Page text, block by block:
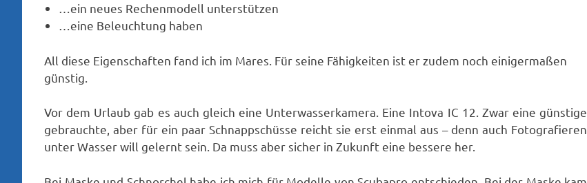
…ein neues Rechenmodell unterstützen
…eine Beleuchtung haben
All diese Eigenschaften fand ich im Mares. Für seine Fähigkeiten ist er zudem noch einigermaßen
günstig.
Vor dem Urlaub gab es auch gleich eine Unterwasserkamera. Eine Intova IC 12. Zwar eine günstige
gebrauchte, aber für ein paar Schnappschüsse reicht sie erst einmal aus – denn auch Fotografieren
unter Wasser will gelernt sein. Da muss aber sicher in Zukunft eine bessere her.